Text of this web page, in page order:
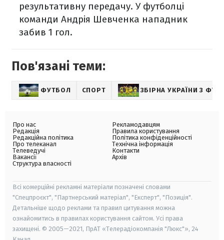
результативну передачу. У футболці
команди Андрія Шевченка нападник
забив 1 гол.
Пов'язані теми:
ФУТБОЛ СПОРТ ЗБІРНА УКРАЇНИ З
Про нас
Редакція
Редакційна політика
Про телеканал
Телеведучі
Вакансії
Структура власності
Рекламодавцям
Правила користування
Політика конфіденційності
Технічна інформація
Контакти
Архів
Всі комерційні рекламні матеріали позначені словами
"Спецпроєкт", "Партнерський матеріал", "Експерт", "Позиція".
Детальніше щодо реклами та правил цитування можна
ознайомитись в правилах користування сайтом. Усі права
захищені. © 2005—2021, ПрАТ «Телерадіокомпанія "Люкс"», 24